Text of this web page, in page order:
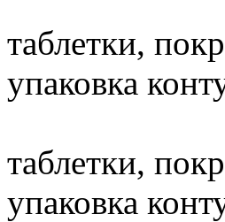
таблетки,
упаковка
таблетки,
упаковка